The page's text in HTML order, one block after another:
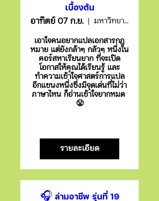
เบื้องต้น
อาทิตย์ 07 ก.ย. มหาวิทยาลัยเทคโนโลยีราชมงคลพระนคร
เอาใจคนอยากแปลเอกสารกฏ
หมาย แต่ยังกล้าๆ กลัวๆ หนึ่งใน
คอร์สหาเรียนยาก ที่จะเปิด
โอกาสให้คุณได้เรียนรู้ และ
ทำความเข้าใจศาสตร์การแปล
อีกแขนงหนึ่งซึ่งมีจุดเด่นที่ไม่ว่า
ภาษาไหน ก็อ่านเข้าใจยากหมด
😤
รายละเอียด
🎧 ล่ามอาชีพ รุ่นที่ 19